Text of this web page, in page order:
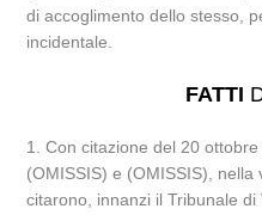
di accoglimento dello stesso,
incidentale.
FATTI
1. Con citazione del 20
(OMISSIS) e (OMISSIS), nella
citarono, innanzi il Tribunale